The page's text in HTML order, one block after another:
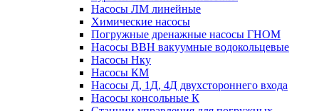
Насосы ЛМ линейные
Химические насосы
Погружные дренажные насосы ГНОМ
Насосы ВВН вакуумные водокольцевые
Насосы Нку
Насосы КМ
Насосы Д, 1Д, 4Д двухстороннего входа
Насосы консольные К